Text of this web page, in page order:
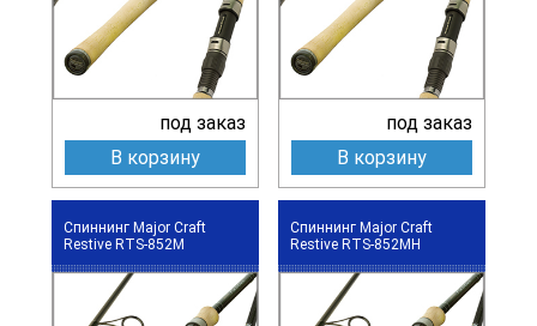
под заказ
В корзину
под заказ
В корзину
Спиннинг Major Craft
Restive RTS-852M
Спиннинг Major Craft
Restive RTS-852MH